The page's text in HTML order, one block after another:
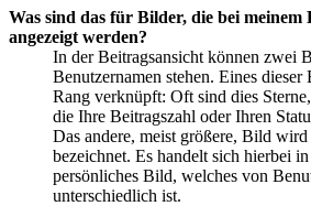
Was sind das für Bilder, die bei meinem
angezeigt werden?
In der Beitragsansicht können zwei
Benutzernamen stehen. Eines
Rang verknüpft: Oft sind dies
die Ihre Beitragszahl oder Ihren
Das andere, meist größere, Bild wird
bezeichnet. Es handelt sich hierbei
persönliches Bild, welches von
unterschiedlich ist.